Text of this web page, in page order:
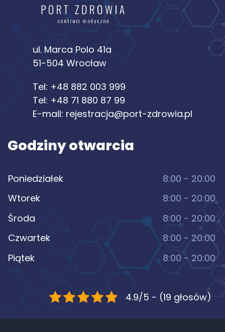
ul. Marca Polo 41a
51-504 Wrocław
Tel: +48 882 003 999
Tel: +48 71 880 87 99
E-mail: rejestracja@port-zdrowia.pl
Godziny otwarcia
Poniedziałek
8:00 - 20:00
Wtorek
8:00 - 20:00
Środa
8:00 - 20:00
Czwartek
8:00 - 20:00
Piątek
8:00 - 20:00
4.9/5 - (19 głosów)